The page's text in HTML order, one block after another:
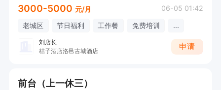
3000-5000 元/月 06-05 01:42
老城区 节日福利 工作餐 免费培训 ...
刘店长
桔子酒店洛邑古城酒店
申请
前台（上一休三）